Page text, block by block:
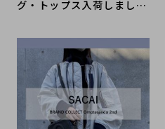
グ・トップス入荷しまし
ア2イテムをご紹介！